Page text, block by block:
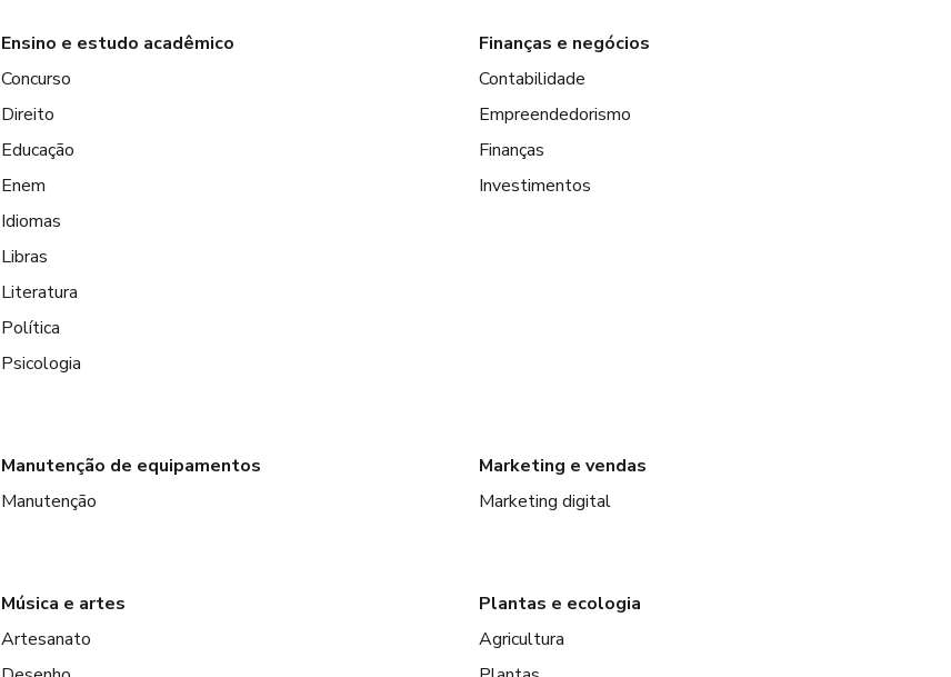
Ensino e estudo acadêmico
Concurso
Direito
Educação
Enem
Idiomas
Libras
Literatura
Política
Psicologia
Finanças e negócios
Contabilidade
Empreendedorismo
Finanças
Investimentos
Manutenção de equipamentos
Manutenção
Marketing e vendas
Marketing digital
Música e artes
Artesanato
Plantas e ecologia
Agricultura